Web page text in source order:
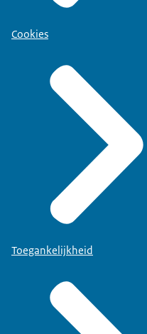
Cookies
Toegankelijkheid